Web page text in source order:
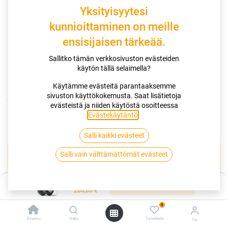
280,00€
Etusivu Haku
0
Toivelista Tili
Kauppa 110/90-16 59P DUNLOP D404
110/90-16 59P DUNLOP D404
Tuotekoodi:261024
Tällä tuotteella ei ole kelvollista yhdistelmää.
Yksityisyytesi
kunnioittaminen on meille
ensisijaisen tärkeää.
Sallitko tämän verkkosivuston evästeiden
käytön tällä selaimella?
Käytämme evästeitä parantaaksemme
sivuston käyttökokemusta. Saat lisätietoja
evästeistä ja niiden käytöstä osoitteessa
Evästekäytäntö
Salli kaikki evästeet
Salli vain välttämättömät evästeet